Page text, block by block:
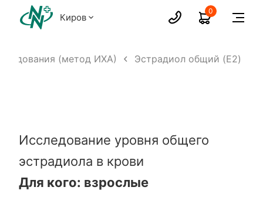
Киров
0
(метод ИХА) Эстрадиол общий (E2)
Исследование уровня общего
эстрадиола в крови
Для кого: взрослые